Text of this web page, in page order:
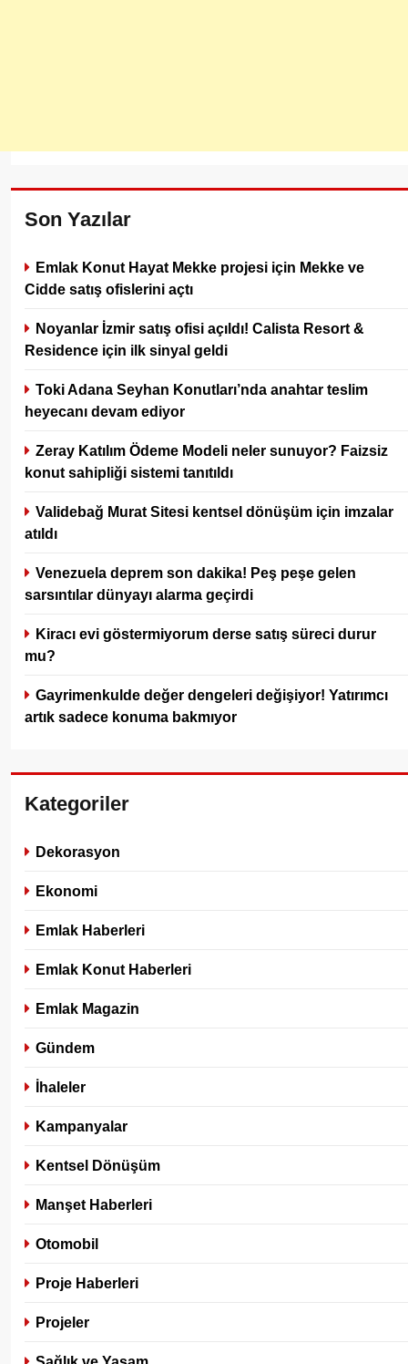
Son Yazılar
Emlak Konut Hayat Mekke projesi için Mekke ve
Cidde satış ofislerini açtı
Noyanlar İzmir satış ofisi açıldı! Calista Resort &
Residence için ilk sinyal geldi
Toki Adana Seyhan Konutları’nda anahtar teslim
heyecanı devam ediyor
Zeray Katılım Ödeme Modeli neler sunuyor? Faizsiz
konut sahipliği sistemi tanıtıldı
Validebağ Murat Sitesi kentsel dönüşüm için imzalar
atıldı
Venezuela deprem son dakika! Peş peşe gelen
sarsıntılar dünyayı alarma geçirdi
Kiracı evi göstermiyorum derse satış süreci durur
mu?
Gayrimenkulde değer dengeleri değişiyor! Yatırımcı
artık sadece konuma bakmıyor
Kategoriler
Dekorasyon
Ekonomi
Emlak Haberleri
Emlak Konut Haberleri
Emlak Magazin
Gündem
İhaleler
Kampanyalar
Kentsel Dönüşüm
Manşet Haberleri
Otomobil
Proje Haberleri
Projeler